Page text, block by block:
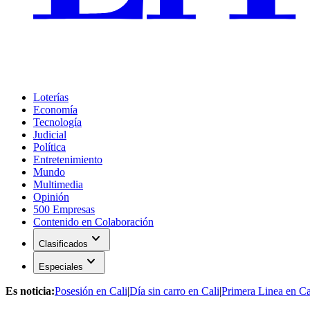
Loterías
Economía
Tecnología
Judicial
Política
Entretenimiento
Mundo
Multimedia
Opinión
500 Empresas
Contenido en Colaboración
Clasificados expand_more
Especiales expand_more
Es noticia:Posesión en Cali|Día sin carro en Cali|Primera Linea en